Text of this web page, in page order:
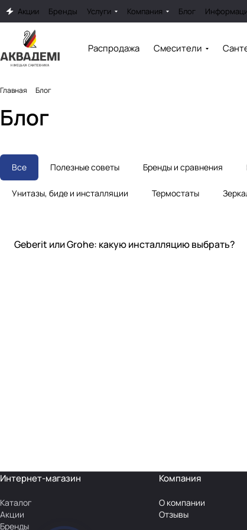
Акции Бренды Услуги Компания Блог
Распродажа Смесители
Главная Блог
Блог
Все Полезные советы Бренды и сравнения
Унитазы, биде и инсталляции Термостаты
Бренды и сравнения
Geberit или Grohe: какую инсталляцию выбрать?
Интернет-магазин
Каталог
Акции
Бренды
Компания
О компании
Отзывы